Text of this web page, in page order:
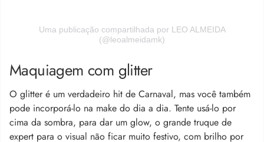
Uma publicação compartilhada por LEO ALMEIDA
(@leoalmeidamk)
Maquiagem com glitter
O glitter é um verdadeiro hit de Carnaval, mas você também
pode incorporá-lo na make do dia a dia. Tente usá-lo por
cima da sombra, para dar um glow, o grande truque de
expert para o visual não ficar muito festivo, com brilho por